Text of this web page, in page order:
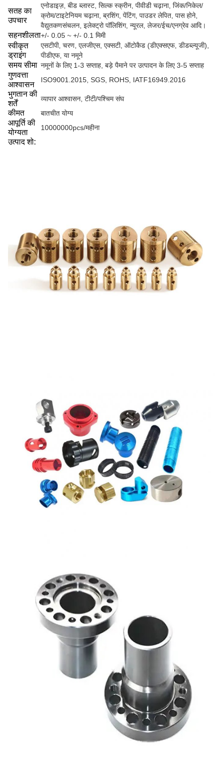
सतह का
उपचार
एनोडाइज़, बीड ब्लास्ट, सिल्क स्क्रीन, पीवीडी चढ़ाना, जिंक/निकेल/
क्रोम/टाइटेनियम चढ़ाना, ब्रशिंग, पेंटिंग, पाउडर लेपित, पास होने,
वैद्युतकणसंचलन, इलेक्ट्रो पॉलिशिंग, न्यूरल, लेजर/ईच/एनग्रेव आदि।
सहनशीलता+/- 0.05 ~ +/- 0.1 मिमी
स्वीकृत
ड्राइंग
एसटीपी, चरण, एलजीएस, एक्सटी, ऑटोकैड (डीएक्सएफ, डीडब्ल्यूजी),
पीडीएफ, या नमूने
समय सीमा नमूनों के लिए 1-3 सप्ताह, बड़े पैमाने पर उत्पादन के लिए 3-5 सप्ताह
गुणवत्ता
आश्वासन
ISO9001.2015, SGS, ROHS, IATF16949.2016
भुगतान की
शर्तें
व्यापार आश्वासन, टीटी/पश्चिम संघ
कीमत बातचीत योग्य
आपूर्ति की
योग्यता
10000000pcs/महीना
उत्पाद शो: